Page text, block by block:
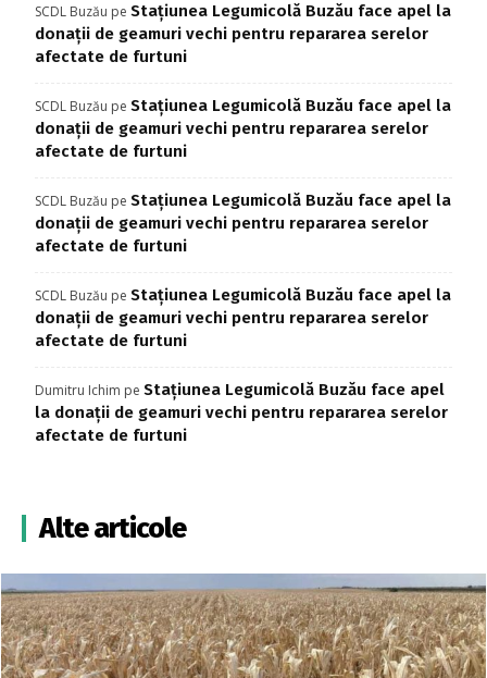
SCDL Buzău pe Stațiunea Legumicolă Buzău face apel la
donații de geamuri vechi pentru repararea serelor
afectate de furtuni
SCDL Buzău pe Stațiunea Legumicolă Buzău face apel la
donații de geamuri vechi pentru repararea serelor
afectate de furtuni
SCDL Buzău pe Stațiunea Legumicolă Buzău face apel la
donații de geamuri vechi pentru repararea serelor
afectate de furtuni
SCDL Buzău pe Stațiunea Legumicolă Buzău face apel la
donații de geamuri vechi pentru repararea serelor
afectate de furtuni
Dumitru Ichim pe Stațiunea Legumicolă Buzău face apel
la donații de geamuri vechi pentru repararea serelor
afectate de furtuni
Alte articole